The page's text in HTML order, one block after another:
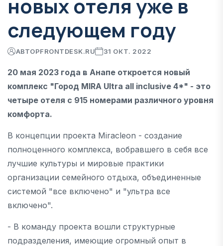
новых отеля уже в
следующем году
АВТОРFRONTDESK.RU 31 ОКТ. 2022
20 мая 2023 года в Анапе откроется новый
комплекс "Город MIRA Ultra all inclusive 4*" - это
четыре отеля с 915 номерами различного уровня
комфорта.
В концепции проекта Miracleon - создание
полноценного комплекса, вобравшего в себя все
лучшие культуры и мировые практики
организации семейного отдыха, объединенные
системой "все включено" и "ультра все
включено".
- В команду проекта вошли структурные
подразделения, имеющие огромный опыт в